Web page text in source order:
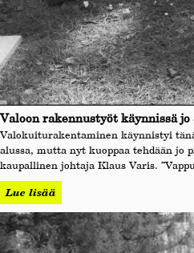
Valoon rakennustyöt käynnissä jo
Valokuiturakentaminen käynnistyi
alussa, mutta nyt kuoppaa tehdään jo
kaupallinen johtaja Klaus Varis.
Lue lisää